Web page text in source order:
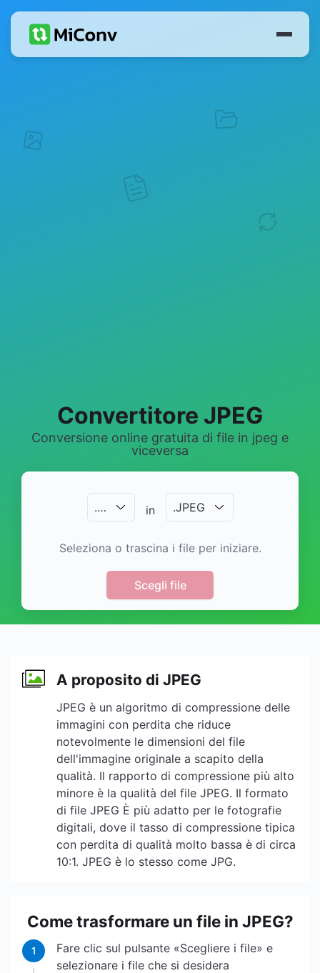
Convertitore JPEG
Conversione online gratuita di file in jpeg e
viceversa
.… in .JPEG
Seleziona o trascina i file per iniziare.
Scegli file
A proposito di JPEG
JPEG è un algoritmo di compressione delle
immagini con perdita che riduce
notevolmente le dimensioni del file
dell'immagine originale a scapito della
qualità. Il rapporto di compressione più alto
minore è la qualità del file JPEG. Il formato
di file JPEG È più adatto per le fotografie
digitali, dove il tasso di compressione tipica
con perdita di qualità molto bassa è di circa
10:1. JPEG è lo stesso come JPG.
Come trasformare un file in JPEG?
1
Fare clic sul pulsante «Scegliere i file» e
selezionare i file che si desidera